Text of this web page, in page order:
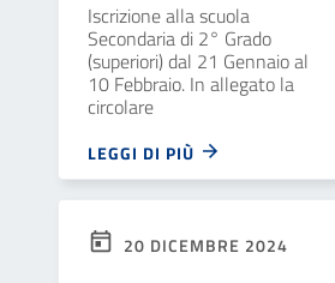
Iscrizione alla scuola
Secondaria di 2° Grado
(superiori) dal 21 Gennaio al
10 Febbraio. In allegato la
circolare
LEGGI DI PIÙ
20 DICEMBRE 2024